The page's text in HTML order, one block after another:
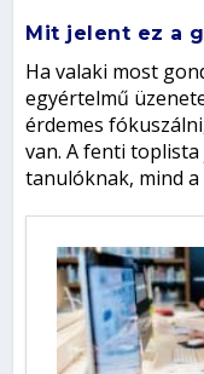
Mit jelent ez a
Ha valaki most
egyértelmű
érdemes
van. A fenti
tanulóknak, mind